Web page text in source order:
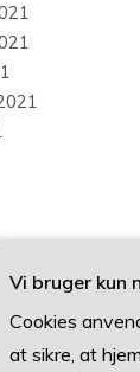
Vi bruger kun
Cookies
at sikre, at